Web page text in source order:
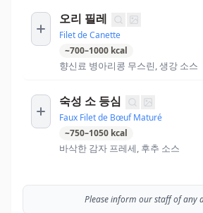
오리 필레
Filet de Canette
~700–1000 kcal
향신료 병아리콩 무스린, 생강 소스
숙성 소 등심
Faux Filet de Bœuf Maturé
~750–1050 kcal
바삭한 감자 프레세, 후추 소스
Please inform our staff of any